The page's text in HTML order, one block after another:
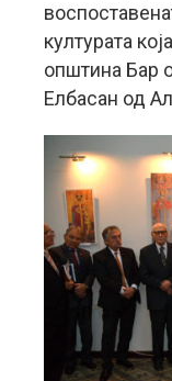
културата
општина Бар
Елбасан од